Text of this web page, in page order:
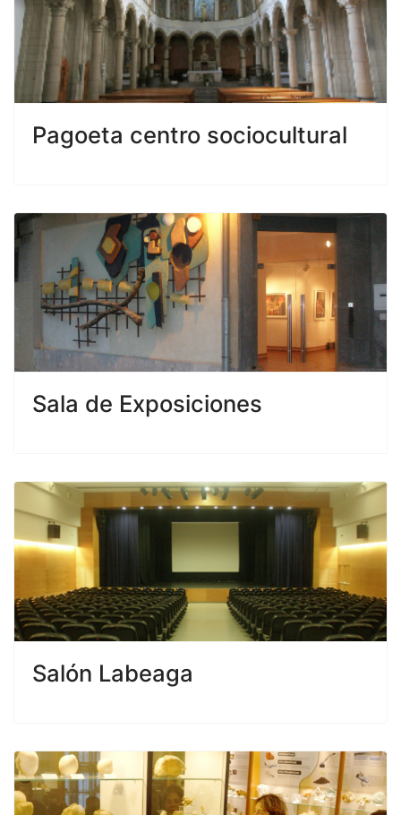
Pagoeta centro sociocultural
Sala de Exposiciones
Salón Labeaga